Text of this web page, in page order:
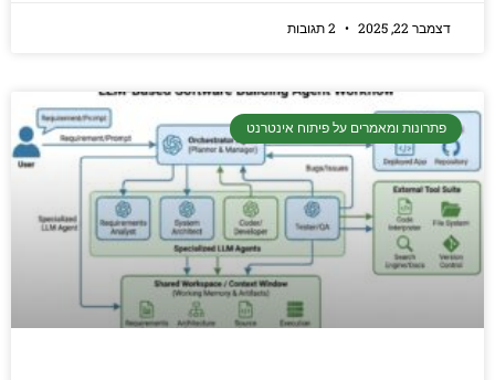
דצמבר 22, 2025
פתרונות ומאמרים על פיתוח אינטרנט